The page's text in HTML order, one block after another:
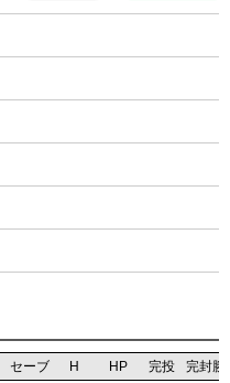
セーブ H HP 完投
完封勝
セーブ H HP 完投
完封勝
セーブ H HP 完投
完封勝
セーブ H HP 完投
完封勝